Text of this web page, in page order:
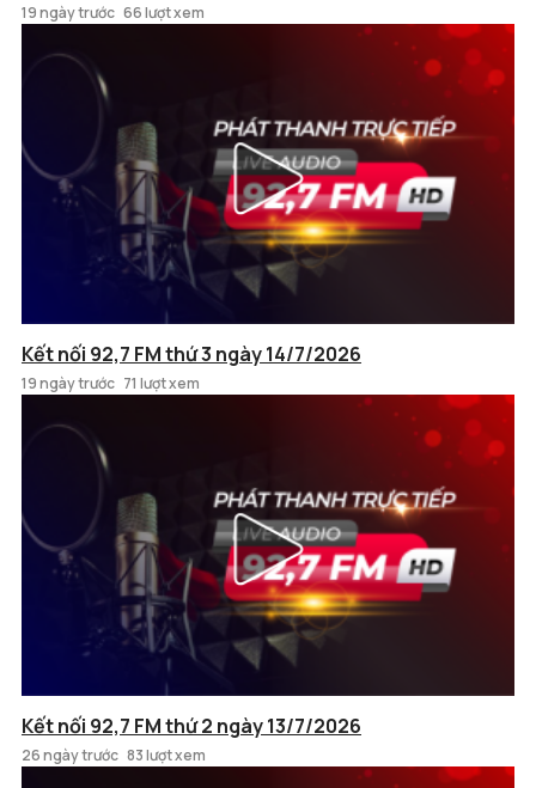
19 ngày trước 66 lượt xem
Kết nối 92,7 FM thứ 3 ngày 14/7/2026
19 ngày trước 71 lượt xem
Kết nối 92,7 FM thứ 2 ngày 13/7/2026
26 ngày trước 83 lượt xem